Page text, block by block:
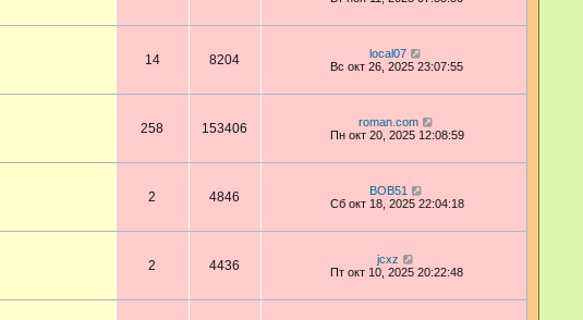
14 8204
local07
Вс окт 26, 2025 23:07:55
258 153406
roman.com
Пн окт 20, 2025 12:08:59
2 4846
BOB51
Сб окт 18, 2025 22:04:18
2 4436
jcxz
Пт окт 10, 2025 20:22:48